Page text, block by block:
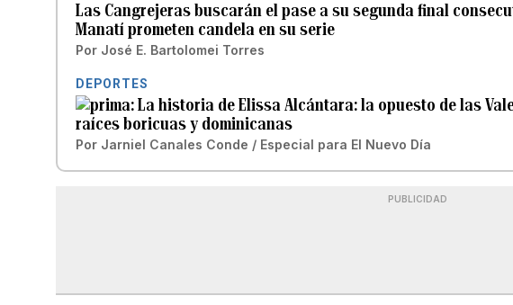
Las Cangrejeras buscarán el pase a su segunda final
Manatí prometen candela en su serie
Por José E. Bartolomei Torres
DEPORTES
La historia de Elissa Alcántara: la opuesto de las
raíces boricuas y dominicanas
Por Jarniel Canales Conde / Especial para El Nuevo Día
PUBLICIDAD